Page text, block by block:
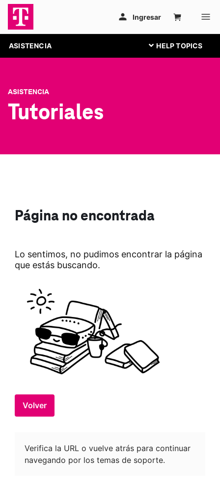
ASISTENCIA
ASISTENCIA
Tutoriales